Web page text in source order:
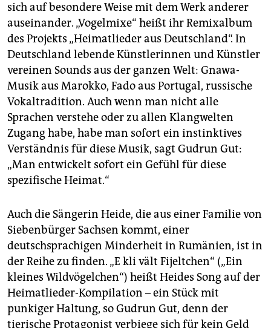
sich auf besondere Weise mit dem Werk anderer
auseinander. „Vogelmixe“ heißt ihr Remixalbum
des Projekts „Heimatlieder aus Deutschland“. In
Deutschland lebende Künstlerinnen und Künstler
vereinen Sounds aus der ganzen Welt: Gnawa-
Musik aus Marokko, Fado aus Portugal, russische
Vokaltradition. Auch wenn man nicht alle
Sprachen verstehe oder zu allen Klangwelten
Zugang habe, habe man sofort ein instinktives
Verständnis für diese Musik, sagt Gudrun Gut:
„Man entwickelt sofort ein Gefühl für diese
spezifische Heimat.“
Auch die Sängerin Heide, die aus einer Familie von
Siebenbürger Sachsen kommt, einer
deutschsprachigen Minderheit in Rumänien, ist in
der Reihe zu finden. „E kli vält Fijeltchen“ („Ein
kleines Wildvögelchen“) heißt Heides Song auf der
Heimatlieder-Kompilation – ein Stück mit
punkiger Haltung, so Gudrun Gut, denn der
tierische Protagonist verbiege sich für kein Geld